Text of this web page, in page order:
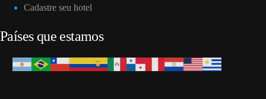
Cadastre seu hotel
Países que estamos